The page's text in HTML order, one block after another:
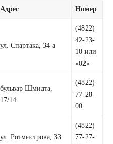
Адрес Номер
ул. Спартака, 34-а
(4822)
42-23-
10 или
«02»
бульвар Шмидта,
17/14
(4822)
77-28-
00
ул. Ротмистрова, 33
(4822)
77-27-